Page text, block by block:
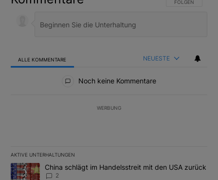
FOLGE DIESER
FOLGEN
ALLE KOMMENTARE NEUESTE
Noch keine Kommentare
WERBUNG
AKTIVE UNTERHALTUNGEN
Das Folgende ist eine Liste der am meisten kommentierten
Ein Trendartikel mit dem Titel "China schlägt im Handelsstreit
China schlägt im Handelsstreit mit den USA zurück
2